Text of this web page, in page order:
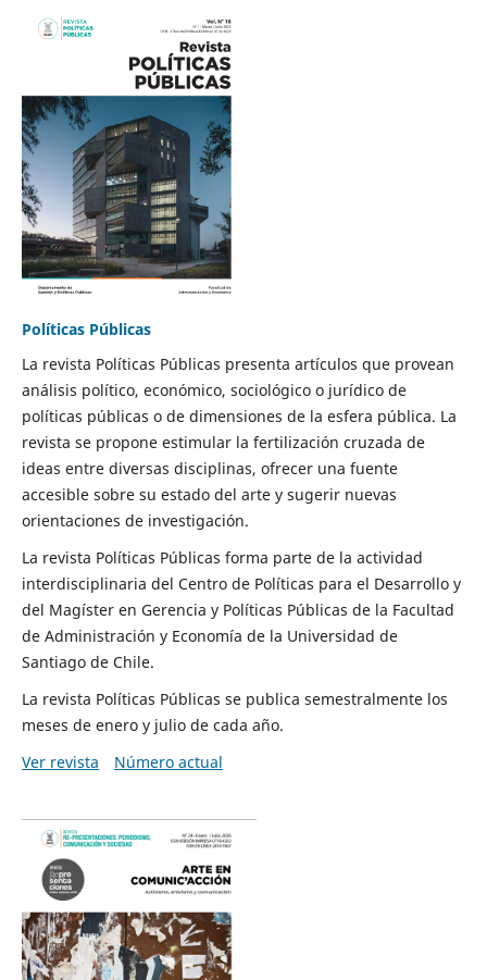
Políticas Públicas
La revista Políticas Públicas presenta artículos que provean
análisis político, económico, sociológico o jurídico de
políticas públicas o de dimensiones de la esfera pública. La
revista se propone estimular la fertilización cruzada de
ideas entre diversas disciplinas, ofrecer una fuente
accesible sobre su estado del arte y sugerir nuevas
orientaciones de investigación.
La revista Políticas Públicas forma parte de la actividad
interdisciplinaria del Centro de Políticas para el Desarrollo y
del Magíster en Gerencia y Políticas Públicas de la Facultad
de Administración y Economía de la Universidad de
Santiago de Chile.
La revista Políticas Públicas se publica semestralmente los
meses de enero y julio de cada año.
Ver revista
Número actual